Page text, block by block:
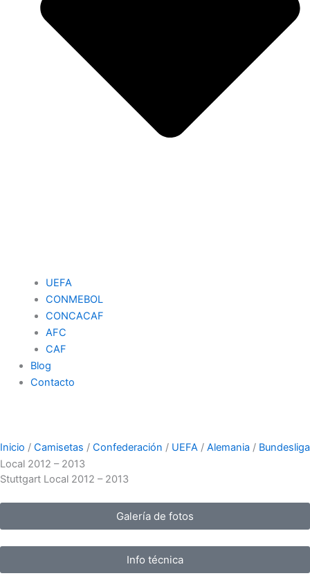
UEFA
CONMEBOL
CONCACAF
AFC
CAF
Blog
Contacto
Inicio / Camisetas / Confederación / UEFA / Alemania / Bundesliga
Local 2012 – 2013
Stuttgart Local 2012 – 2013
Galería de fotos
Info técnica